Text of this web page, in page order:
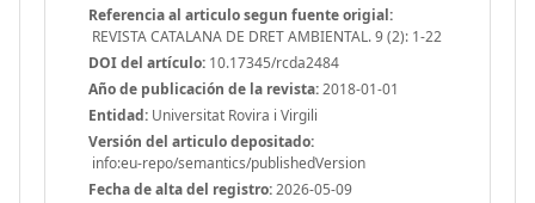
Referencia al articulo segun fuente origial:
REVISTA CATALANA DE DRET AMBIENTAL. 9 (2): 1-22
DOI del artículo: 10.17345/rcda2484
Año de publicación de la revista:2018-01-01
Entidad: Universitat Rovira i Virgili
Versión del articulo depositado:
info:eu-repo/semantics/publishedVersion
Fecha de alta del registro:2026-05-09